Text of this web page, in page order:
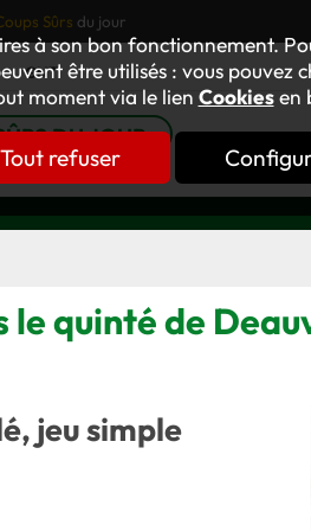
à son bon fonctionnement.
être utilisés : vous pouvez
moment via le lien Cookiesen
Tout refuser
Sûrs du jour
GNT
DU JOUR
quinté de
jeu simple